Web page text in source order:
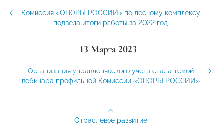
Комиссия «ОПОРЫ РОССИИ» по лесному комплексу
подвела итоги работы за 2022 год
13 Марта 2023
Организация управленческого учета стала темой
вебинара профильной Комиссии «ОПОРЫ РОССИИ»
Отраслевое развитие